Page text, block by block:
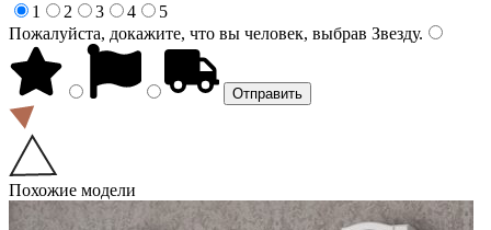
1
2 3 4
5
Пожалуйста, докажите, что вы человек, выбрав Звезду.
Похожие модели